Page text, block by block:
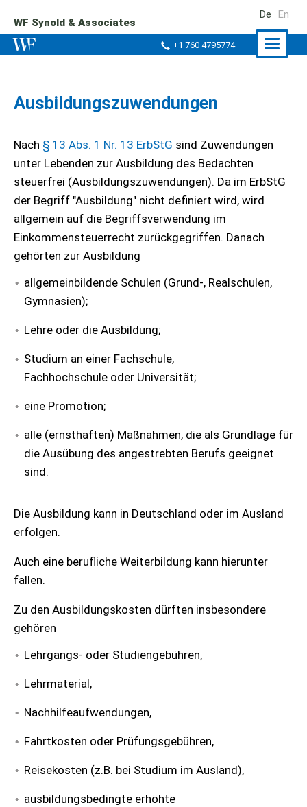
WF Synold & Associates
+1 760 4795774
De En
Ausbildungszuwendungen
Nach § 13 Abs. 1 Nr. 13 ErbStG sind Zuwendungen
unter Lebenden zur Ausbildung des Bedachten
steuerfrei (Ausbildungszuwendungen). Da im ErbStG
der Begriff "Ausbildung" nicht definiert wird, wird
allgemein auf die Begriffsverwendung im
Einkommensteuerrecht zurückgegriffen. Danach
gehörten zur Ausbildung
allgemeinbildende Schulen (Grund-, Realschulen,
Gymnasien);
Lehre oder die Ausbildung;
Studium an einer Fachschule,
Fachhochschule oder Universität;
eine Promotion;
alle (ernsthaften) Maßnahmen, die als Grundlage für
die Ausübung des angestrebten Berufs geeignet
sind.
Die Ausbildung kann in Deutschland oder im Ausland
erfolgen.
Auch eine berufliche Weiterbildung kann hierunter
fallen.
Zu den Ausbildungskosten dürften insbesondere
gehören
Lehrgangs- oder Studiengebühren,
Lehrmaterial,
Nachhilfeaufwendungen,
Fahrtkosten oder Prüfungsgebühren,
Reisekosten (z.B. bei Studium im Ausland),
ausbildungsbedingte erhöhte